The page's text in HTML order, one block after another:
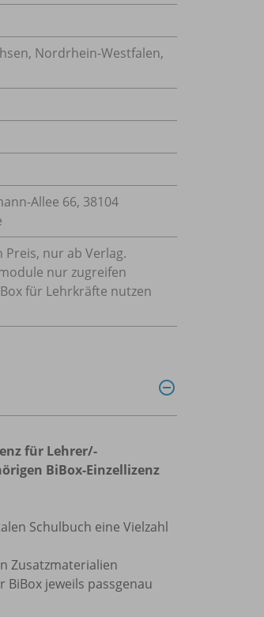
Nordrhein-Westfalen,
Allee 66, 38104
Preis, nur ab Verlag.
nur zugreifen
für Lehrkräfte nutzen
für Lehrer/-
BiBox-Einzellizenz
Schulbuch eine Vielzahl
Zusatzmaterialien
jeweils passgenau